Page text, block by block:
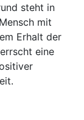
steht in
mit
Erhalt der
eine